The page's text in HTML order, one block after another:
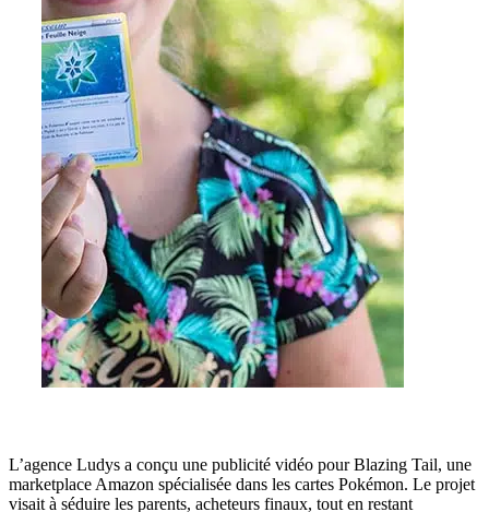
L’agence Ludys a conçu une publicité vidéo pour Blazing Tail, une
marketplace Amazon spécialisée dans les cartes Pokémon. Le projet
visait à séduire les parents, acheteurs finaux, tout en restant